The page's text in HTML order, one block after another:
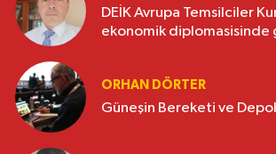
DEİK Avrupa Temsilciler
ekonomik diplomasisinde
ORHAN DÖRTER
Güneşin Bereketi ve